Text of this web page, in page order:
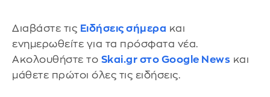
Διαβάστε τις Ειδήσεις σήμερα και
ενημερωθείτε για τα πρόσφατα νέα.
Ακολουθήστε το Skai.gr στο Google News και
μάθετε πρώτοι όλες τις ειδήσεις.